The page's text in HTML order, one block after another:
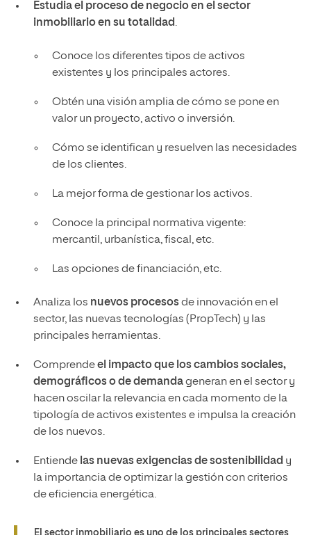
Estudia el proceso de negocio en el sector
inmobiliario en su totalidad.
Conoce los diferentes tipos de activos
existentes y los principales actores.
Obtén una visión amplia de cómo se pone en
valor un proyecto, activo o inversión.
Cómo se identifican y resuelven las necesidades
de los clientes.
La mejor forma de gestionar los activos.
Conoce la principal normativa vigente:
mercantil, urbanística, fiscal, etc.
Las opciones de financiación, etc.
Analiza los nuevos procesosde innovación en el
sector, las nuevas tecnologías (PropTech) y las
principales herramientas.
Comprendeel impacto que los cambios sociales,
demográficos o de demandageneran en el sector y
hacen oscilar la relevancia en cada momento de la
tipología de activos existentes e impulsa la creación
de los nuevos.
Entiende las nuevas exigencias de sostenibilidad y
la importancia de optimizar la gestión con criterios
de eficiencia energética.
El sector inmobiliario es uno de los principales sectores